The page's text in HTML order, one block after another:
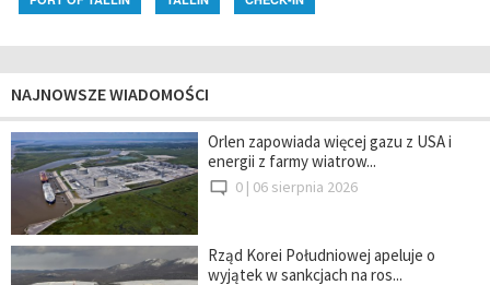
NAJNOWSZE WIADOMOŚCI
Orlen zapowiada więcej gazu z USA i
energii z farmy wiatrow...
0 | 06 sierpnia 2026
Rząd Korei Południowej apeluje o
wyjątek w sankcjach na ros...